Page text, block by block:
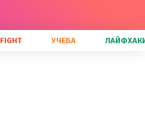
FIGHT УЧЕБА